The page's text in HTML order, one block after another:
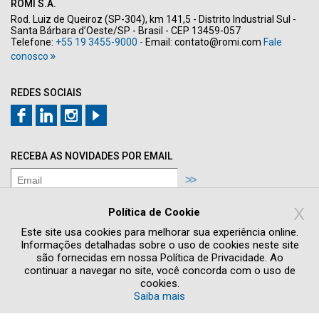
REDES SOCIAIS
ROMI S.A.
Rod. Luiz de Queiroz (SP-304), km 141,5 - Distrito Industrial Sul -
Santa Bárbara d’Oeste/SP - Brasil - CEP 13459-057
Telefone: +55 19 3455-9000 - Email: contato@romi.com Fale
conosco
RECEBA AS NOVIDADES POR EMAIL
Quero receber novidades e promoções
Política de Cookie X
Este site usa cookies para melhorar sua experiência online.
Informações detalhadas sobre o uso de cookies neste site
são fornecidas em nossa Política de Privacidade. Ao
continuar a navegar no site, você concorda com o uso de
cookies.
Saiba mais